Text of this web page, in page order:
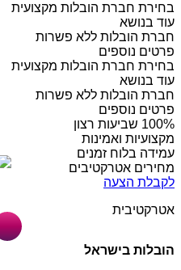
בחירת חברת הובלות מקצועית
עוד בנושא
חברת הובלות ללא פשרות
פרטים נוספים
בחירת חברת הובלות מקצועית
עוד בנושא
חברת הובלות ללא פשרות
פרטים נוספים
מקצועיות ואמינות
עמידה בלוח זמנים
מחירים אטרקטיבים
לקבלת הצעה
אטרקטיבית
הובלות בישראל